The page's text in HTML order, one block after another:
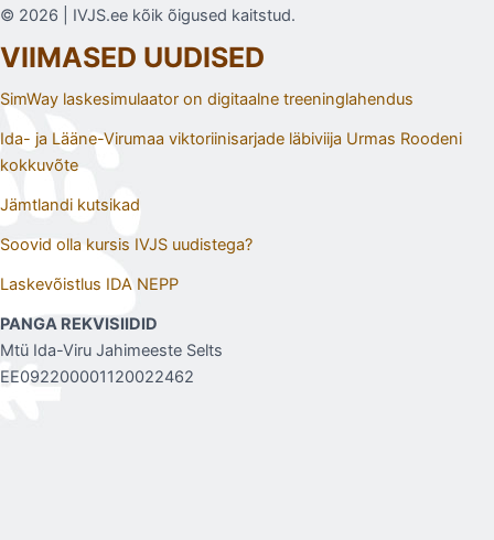
© 2026 | IVJS.ee kõik õigused kaitstud.
VIIMASED UUDISED
SimWay laskesimulaator on digitaalne treeninglahendus
Ida- ja Lääne-Virumaa viktoriinisarjade läbiviija Urmas Roodeni
kokkuvõte
Jämtlandi kutsikad
Soovid olla kursis IVJS uudistega?
Laskevõistlus IDA NEPP
PANGA REKVISIIDID
Mtü Ida-Viru Jahimeeste Selts
EE092200001120022462